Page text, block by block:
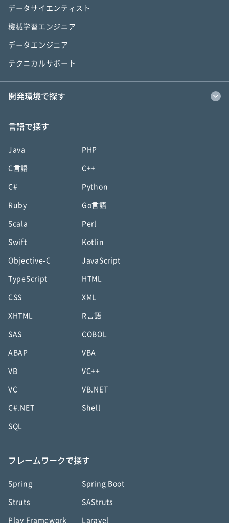
データサイエンティスト
機械学習エンジニア
データエンジニア
テクニカルサポート
開発環境で探す
言語で探す
Java PHP
C言語 C++
C# Python
Ruby Go言語
Scala Perl
Swift Kotlin
Objective-C JavaScript
TypeScript HTML
CSS XML
XHTML R言語
SAS COBOL
ABAP VBA
VB VC++
VC VB.NET
C#.NET Shell
SQL
フレームワークで探す
Spring Spring Boot
Struts SAStruts
Play Framework Laravel